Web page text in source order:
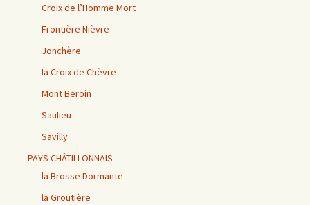
Croix de l’Homme Mort
Frontière Nièvre
Jonchère
la Croix de Chèvre
Mont Beroin
Saulieu
Savilly
PAYS CHÂTILLONNAIS
la Brosse Dormante
la Groutière